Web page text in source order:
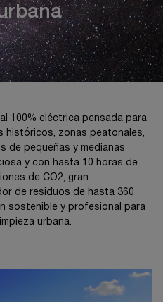
100% eléctrica pensada para
históricos, zonas peatonales,
de pequeñas y medianas
y con hasta 10 horas de
de CO2, gran
de residuos de hasta 360
sostenible y profesional para
urbana.